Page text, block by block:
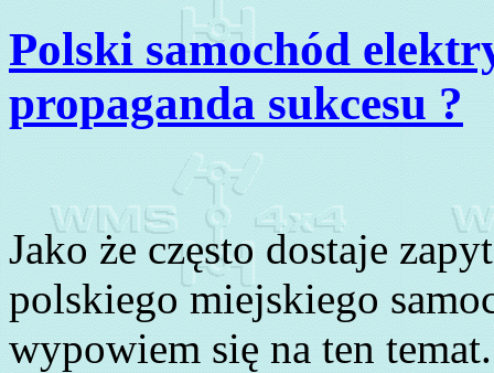
Polski samochód
propaganda sukcesu ?
Jako że często dostaje
polskiego miejskiego
wypowiem się na ten temat.